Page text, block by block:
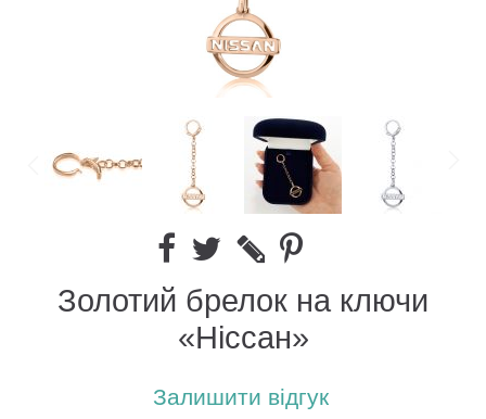
Золотий брелок на ключи
«Ніссан»
Залишити відгук